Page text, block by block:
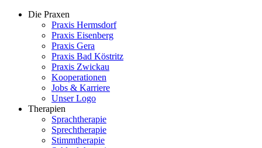
Die Praxen
Praxis Hermsdorf
Praxis Eisenberg
Praxis Gera
Praxis Bad Köstritz
Praxis Zwickau
Kooperationen
Jobs & Karriere
Unser Logo
Therapien
Sprachtherapie
Sprechtherapie
Stimmtherapie